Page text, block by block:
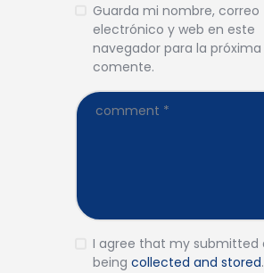
Guarda mi nombre, correo
electrónico y web en este
navegador para la próxima
comente.
I agree that my submitted
being collected and stored